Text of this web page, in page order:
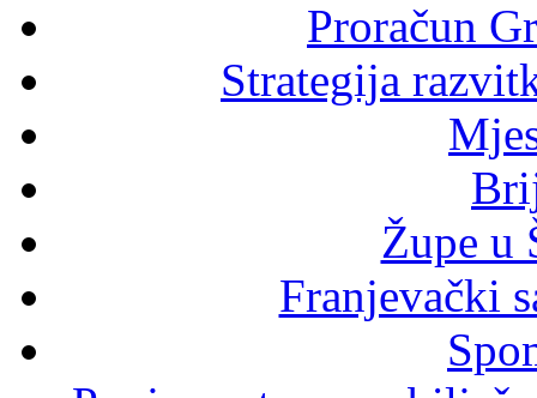
Proračun
Strategija
Župe u
Franjevački